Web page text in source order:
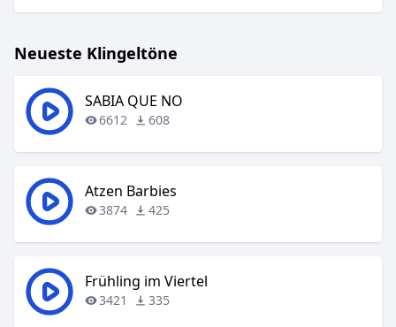
Neueste Klingeltöne
SABIA QUE NO
6612 608
Atzen Barbies
3874 425
Frühling im Viertel
3421 335